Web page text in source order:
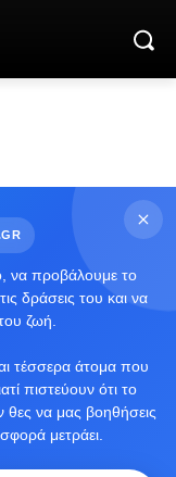
να προβάλουμε το
δράσεις του και να
ζωή.
τέσσερα άτομα που
πιστεύουν ότι το
θες να μας βοηθήσεις
μετράει.